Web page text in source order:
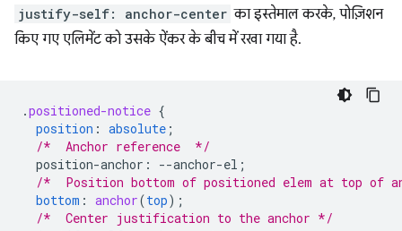
justify-self: anchor-center का इस्तेमाल करके, पोज़िशन
किए गए एलिमेंट को उसके ऐंकर के बीच में रखा गया है.
.positioned-notice {
position : absolute ;
/*  Anchor reference  */
position-anchor : --anchor-el ;
/*  Position bottom of positioned elem at top of
bottom : anchor(top);
/*  Center justification to the anchor */